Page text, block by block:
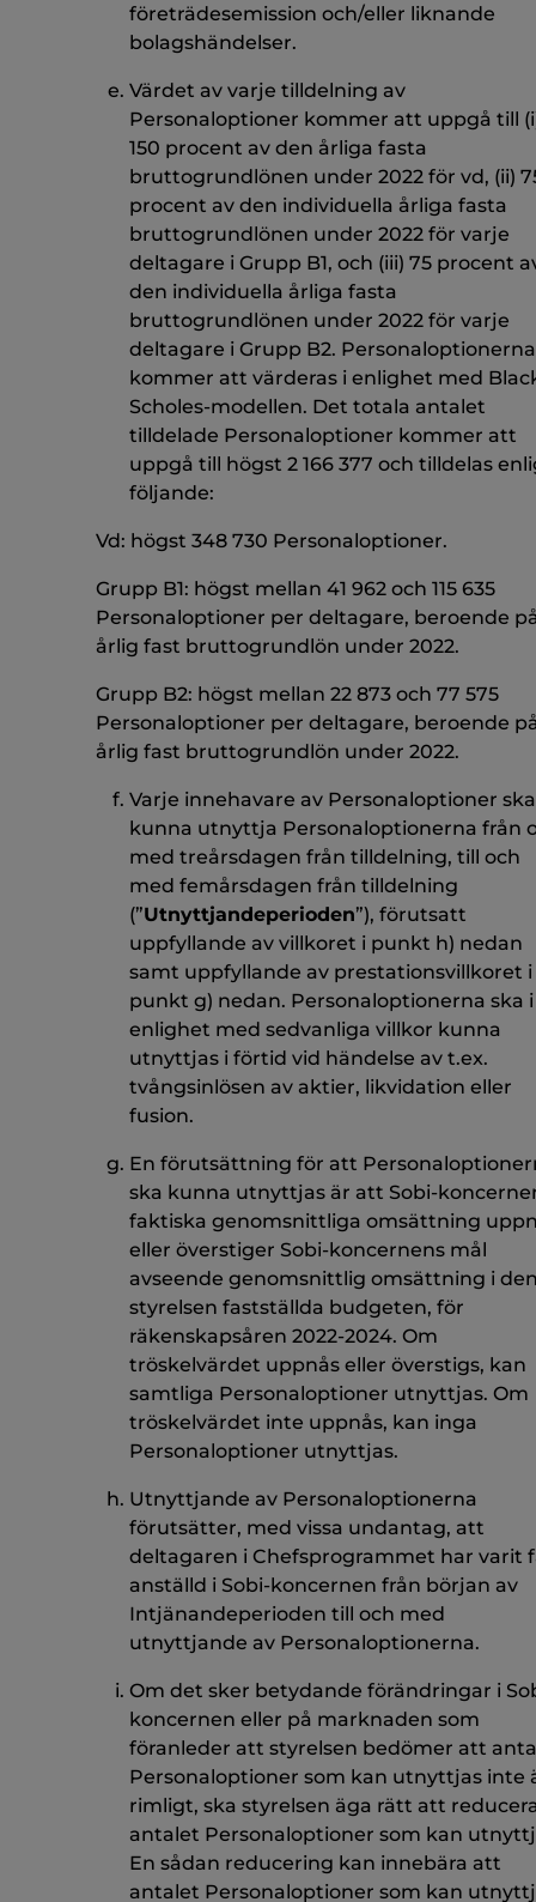
företrädesemission och/eller liknande
bolagshändelser.
Värdet av varje tilldelning av
Personaloptioner kommer att uppgå till
150 procent av den årliga fasta
bruttogrundlönen under 2022 för vd, (ii)
procent av den individuella årliga fasta
bruttogrundlönen under 2022 för varje
deltagare i Grupp B1, och (iii) 75 procent
den individuella årliga fasta
bruttogrundlönen under 2022 för varje
deltagare i Grupp B2. Personaloptionerna
kommer att värderas i enlighet med
Scholes-modellen. Det totala antalet
tilldelade Personaloptioner kommer att
uppgå till högst 2 166 377 och tilldelas
följande:
Vd: högst 348 730 Personaloptioner.
Grupp B1: högst mellan 41 962 och 115 635
Personaloptioner per deltagare, beroende
årlig fast bruttogrundlön under 2022.
Grupp B2: högst mellan 22 873 och 77 575
Personaloptioner per deltagare, beroende
årlig fast bruttogrundlön under 2022.
Varje innehavare av Personaloptioner ska
kunna utnyttja Personaloptionerna från
med treårsdagen från tilldelning, till och
med femårsdagen från tilldelning
(”Utnyttjandeperioden”), förutsatt
uppfyllande av villkoret i punkt h) nedan
samt uppfyllande av prestationsvillkoret i
punkt g) nedan. Personaloptionerna ska i
enlighet med sedvanliga villkor kunna
utnyttjas i förtid vid händelse av t.ex.
tvångsinlösen av aktier, likvidation eller
fusion.
En förutsättning för att
ska kunna utnyttjas är att Sobi-
faktiska genomsnittliga omsättning
eller överstiger Sobi-koncernens mål
avseende genomsnittlig omsättning i
styrelsen fastställda budgeten, för
räkenskapsåren 2022-2024. Om
tröskelvärdet uppnås eller överstigs, kan
samtliga Personaloptioner utnyttjas. Om
tröskelvärdet inte uppnås, kan inga
Personaloptioner utnyttjas.
Utnyttjande av Personaloptionerna
förutsätter, med vissa undantag, att
deltagaren i Chefsprogrammet har varit
anställd i Sobi-koncernen från början av
Intjänandeperioden till och med
utnyttjande av Personaloptionerna.
Om det sker betydande förändringar i
koncernen eller på marknaden som
föranleder att styrelsen bedömer att
Personaloptioner som kan utnyttjas inte
rimligt, ska styrelsen äga rätt att
antalet Personaloptioner som kan
En sådan reducering kan innebära att
antalet Personaloptioner som kan